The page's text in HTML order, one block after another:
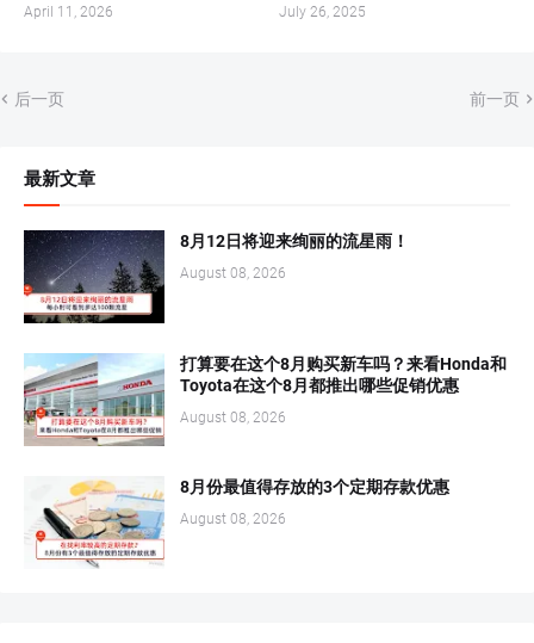
April 11, 2026 July 26, 2025
后一页 前一页
最新文章
8月12日将迎来绚丽的流星雨！
August 08, 2026
打算要在这个8月购买新车吗？来看Honda和
Toyota在这个8月都推出哪些促销优惠
August 08, 2026
8月份最值得存放的3个定期存款优惠
August 08, 2026